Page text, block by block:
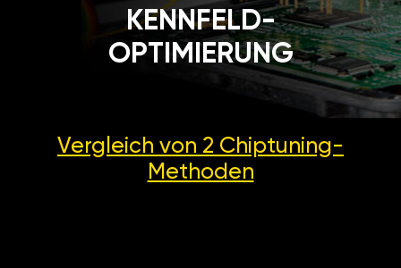
KENNFELD-
OPTIMIERUNG
Vergleich von 2 Chiptuning-
Methoden